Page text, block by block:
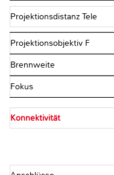
Projektionsdistanz Tele
Projektionsobjektiv F
Brennweite
Fokus
Konnektivität